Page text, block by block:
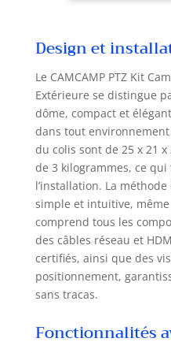
vous suffit de
moniteur NVR
électrique, puis
de la vidéo en
également sur
2,4 ou 5 GHz,
d'options de
: toutes les
branchées sur
permanence)
canaux +
Le kit de
prend en
canaux pour
de besoins de
NVR à un écran
Design et
Le CAMCAMP PTZ Kit
Extérieure se distingue
dôme, compact et
dans tout
du colis sont de 25 x 21
de 3 kilogrammes, ce
l’installation. La
simple et intuitive,
comprend tous les
des câbles réseau et
certifiés, ainsi que des
positionnement,
sans tracas.
Fonctionnalités